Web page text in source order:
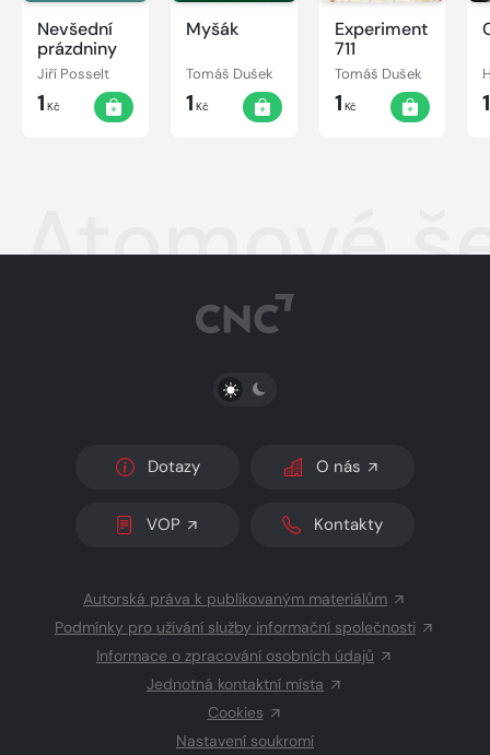
Nevšední
prázdniny
Jiří Posselt
1 Kč
Myšák
Tomáš Dušek
1 Kč
Experiment
711
Tomáš Dušek
1 Kč
Atomové
PŘEPNOUT SVĚTLÝ/TMAVÝ REŽIM
Dotazy O nás
VOP Kontakty
Autorská práva k publikovaným materiálům
Podmínky pro užívání služby informační společnosti
Informace o zpracování osobních údajů
Jednotná kontaktní místa
Cookies
Nastavení soukromí